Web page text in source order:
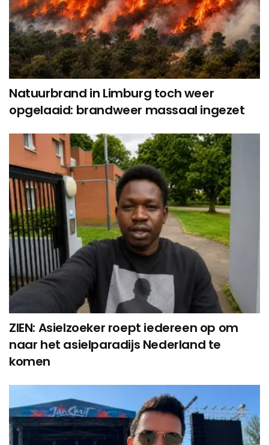
Natuurbrand in Limburg toch weer
opgelaaid: brandweer massaal ingezet
ZIEN: Asielzoeker roept iedereen op om
naar het asielparadijs Nederland te
komen